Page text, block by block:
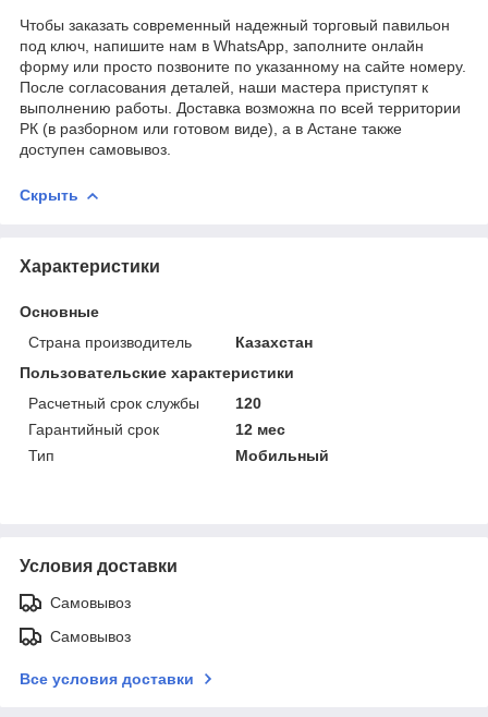
Чтобы заказать современный надежный торговый павильон
под ключ, напишите нам в WhatsApp, заполните онлайн
форму или просто позвоните по указанному на сайте номеру.
После согласования деталей, наши мастера приступят к
выполнению работы. Доставка возможна по всей территории
РК (в разборном или готовом виде), а в Астане также
доступен самовывоз.
Скрыть
Характеристики
Основные
Страна производитель
Казахстан
Пользовательские характеристики
Расчетный срок службы
120
Гарантийный срок
12 мес
Тип
Мобильный
Условия доставки
Самовывоз
Самовывоз
Все условия доставки